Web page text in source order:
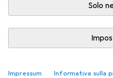
Solo
Impressum Informativa sulla